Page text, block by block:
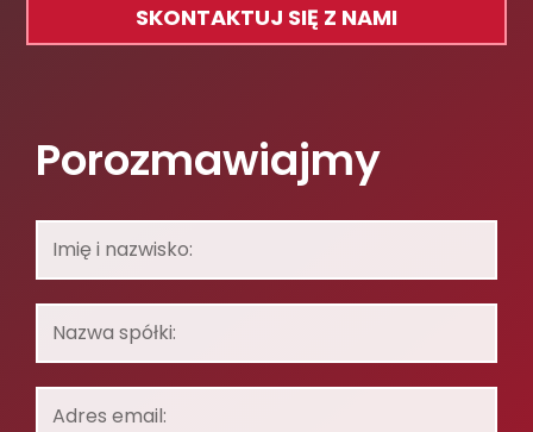
SKONTAKTUJ SIĘ Z NAMI
Porozmawiajmy
nazwisko:
spółki:
email: